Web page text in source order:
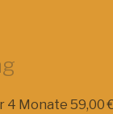
4 Monate 59,00